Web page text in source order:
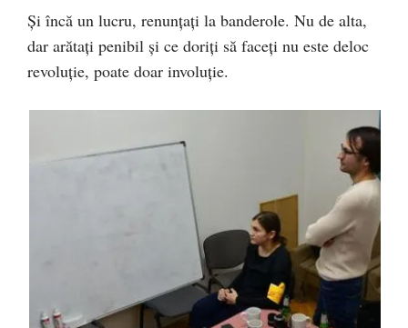
Și încă un lucru, renunțați la banderole. Nu de alta,
dar arătați penibil și ce doriți să faceți nu este deloc
revoluție, poate doar involuție.